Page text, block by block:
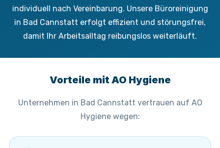
individuell nach Vereinbarung. Unsere Büroreinigung
in Bad Cannstatt erfolgt effizient und störungsfrei,
damit Ihr Arbeitsalltag reibungslos weiterläuft.
Vorteile mit AO Hygiene
Unternehmen in Bad Cannstatt vertrauen auf AO
Hygiene wegen: